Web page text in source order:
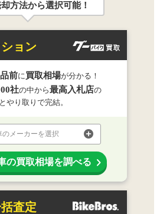
方法から選択可能！
ョン
前に買取相場が分かる！
社の中から最高入札店の
やり取りで完結。
のメーカーを選択
の買取相場を調べる
査定